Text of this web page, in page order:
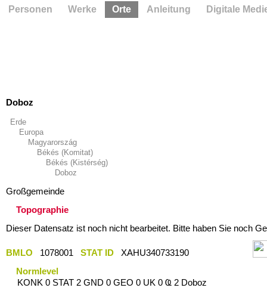
Doboz
Erde
Europa
Magyarország
Békés (Komitat)
Békés (Kistérség)
Doboz
Großgemeinde
Topographie
Dieser Datensatz ist noch nicht bearbeitet. Bitte haben Sie noch
BMLO 1078001 STAT ID
XAHU340733190
Normlevel
KONK 0 STAT 2 GND 0 GEO 0 UK 0 Ҩ 2 Doboz
Personen Werke Orte Anleitung Digitale